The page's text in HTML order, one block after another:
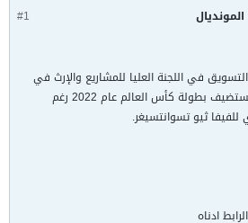
#1
في اللجنة العليا للمشاريع والإرث في
قطر، ناصر الخاطر، أن بلاده ستستضيف بطولة كأس العالم عام 2022 رغم
ثيو تسوانتسيغر.
ادناه